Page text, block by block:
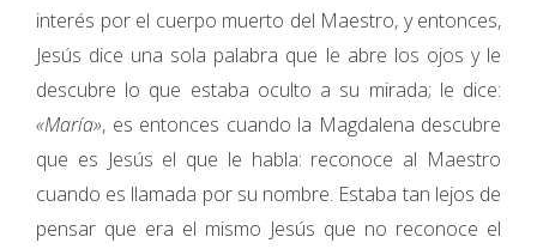
interés por el cuerpo muerto del Maestro, y entonces,
Jesús dice una sola palabra que le abre los ojos y le
descubre lo que estaba oculto a su mirada; le dice:
«María», es entonces cuando la Magdalena descubre
que es Jesús el que le habla: reconoce al Maestro
cuando es llamada por su nombre. Estaba tan lejos de
pensar que era el mismo Jesús que no reconoce el